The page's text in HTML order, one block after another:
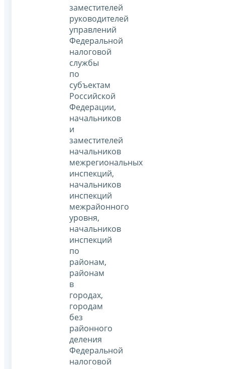
заместителей
руководителей
управлений
Федеральной
налоговой
службы
по
субъектам
Российской
Федерации,
начальников
и
заместителей
начальников
межрегиональных
инспекций,
начальников
инспекций
межрайонного
уровня,
начальников
инспекций
по
районам,
районам
в
городах,
городам
без
районного
деления
Федеральной
налоговой